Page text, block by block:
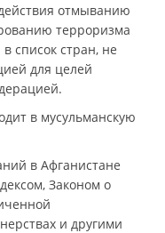
отмыванию
терроризма
список стран, не
для целей
в мусульманскую
в Афганистане
Законом о
и другими